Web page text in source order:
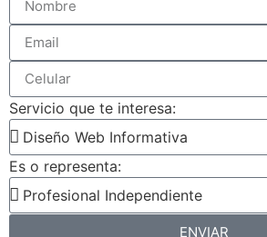
Servicio que te interesa:
Es o representa:
ENVIAR